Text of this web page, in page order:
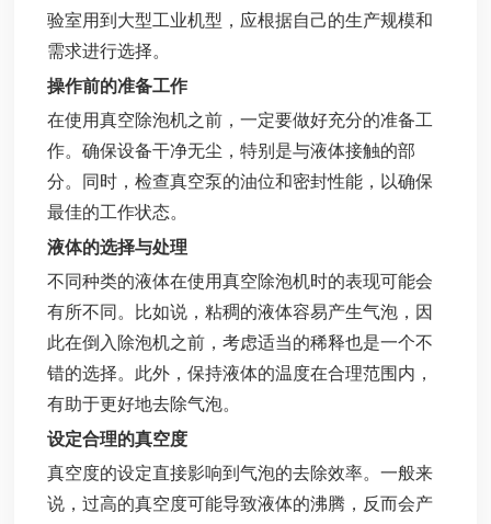
验室用到大型工业机型，应根据自己的生产规模和
需求进行选择。
操作前的准备工作
在使用真空除泡机之前，一定要做好充分的准备工
作。确保设备干净无尘，特别是与液体接触的部
分。同时，检查真空泵的油位和密封性能，以确保
最佳的工作状态。
液体的选择与处理
不同种类的液体在使用真空除泡机时的表现可能会
有所不同。比如说，粘稠的液体容易产生气泡，因
此在倒入除泡机之前，考虑适当的稀释也是一个不
错的选择。此外，保持液体的温度在合理范围内，
有助于更好地去除气泡。
设定合理的真空度
真空度的设定直接影响到气泡的去除效率。一般来
说，过高的真空度可能导致液体的沸腾，反而会产